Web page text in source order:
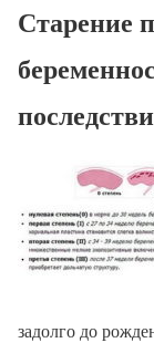
Старение
задолго до